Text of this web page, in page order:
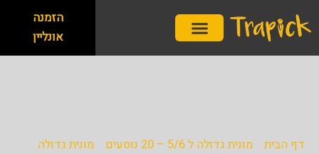
לתוכן
הזמנה
אונליין
דף הבית» מונית גדולה ל 5/6 – 20 נוסעים
מונית גדולה